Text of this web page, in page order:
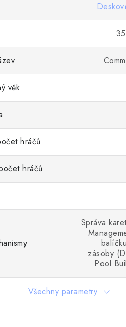
věk
hráčů
hráčů
Správa
zásoby
Pool
Všechny parametry